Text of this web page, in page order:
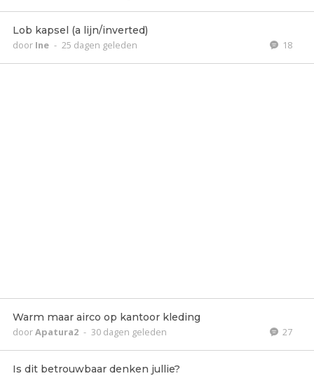
Lob kapsel (a lijn/inverted)
door Ine - 25 dagen geleden 18
Warm maar airco op kantoor kleding
doorApatura2 - 30 dagen geleden 27
Is dit betrouwbaar denken jullie?